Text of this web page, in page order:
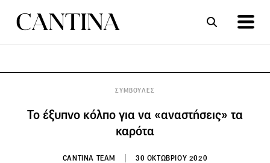
ΣΥΜΒΟΥΛΕΣ
Το έξυπνο κόλπο για να «αναστήσεις» τα
καρότα
CANTINA TEAM 30 ΟΚΤΩΒΡΙΟΥ 2020